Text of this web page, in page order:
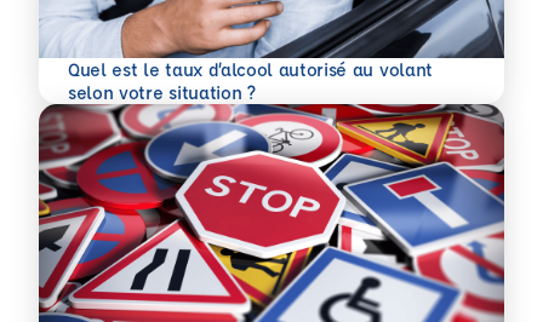
Quel est le taux d’alcool autorisé au volant
selon votre situation ?
En savoir plus